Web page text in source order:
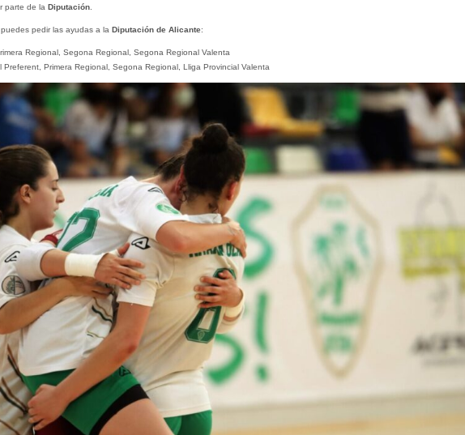
parte de la Diputación.
pedir las ayudas a la Diputación de Alicante:
Regional, Segona Regional, Segona Regional Valenta
Preferent, Primera Regional, Segona Regional, Lliga Provincial Valenta